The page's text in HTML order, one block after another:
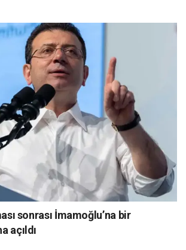
sonrası İmamoğlu’na bir
açıldı